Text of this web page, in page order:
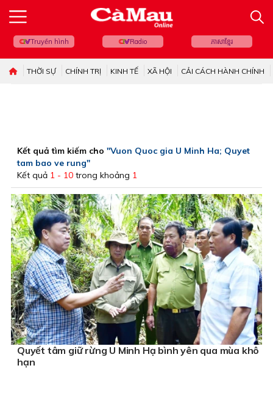
Truyền hình Radio ភាសាខ្មែរ
THỜI SỰ CHÍNH TRỊ KINH TẾ XÃ HỘI CẢI CÁCH HÀNH CHÍNH
Kết quả tìm kiếm cho "Vuon Quoc gia U Minh Ha; Quyet
tam bao ve rung"
Kết quả 1 - 10 trong khoảng 1
Quyết tâm giữ rừng U Minh Hạ bình yên qua mùa khô
hạn